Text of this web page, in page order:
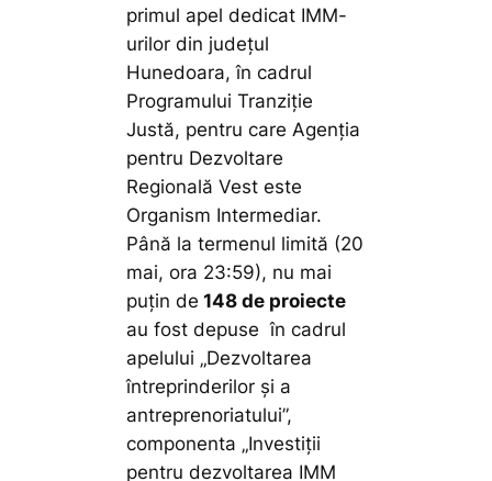
primul apel dedicat IMM-
urilor din județul
Hunedoara, în cadrul
Programului Tranziție
Justă, pentru care Agenția
pentru Dezvoltare
Regională Vest este
Organism Intermediar.
Până la termenul limită (20
mai, ora 23:59), nu mai
puțin de 148 de proiecte
au fost depuse în cadrul
apelului „Dezvoltarea
întreprinderilor și a
antreprenoriatului”,
componenta „Investiții
pentru dezvoltarea IMM